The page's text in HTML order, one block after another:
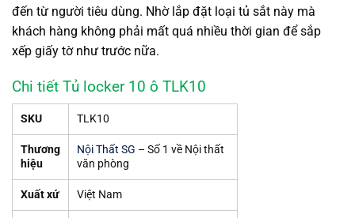
đến từ người tiêu dùng. Nhờ lắp đặt loại tủ sắt này mà
khách hàng không phải mất quá nhiều thời gian để sắp
xếp giấy tờ như trước nữa.
Chi tiết Tủ locker 10 ô TLK10
SKU TLK10
Thương
hiệu
Nội Thất SG – Số 1 về Nội thất
văn phòng
Xuất xứ Việt Nam